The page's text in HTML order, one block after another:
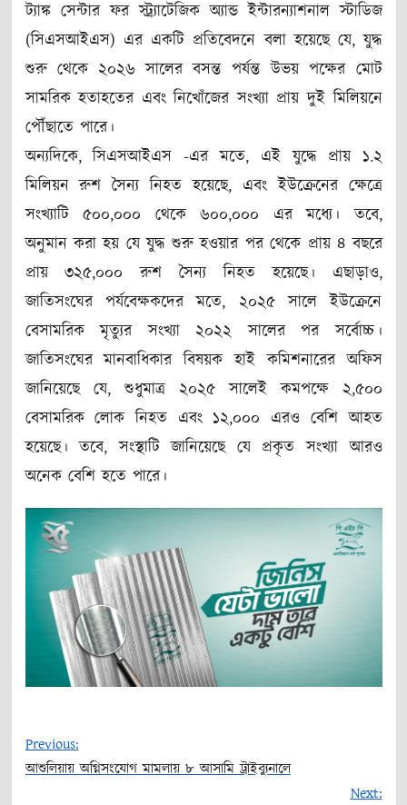
ট্যাঙ্ক সেন্টার ফর স্ট্র্যাটেজিক অ্যান্ড ইন্টারন্যাশনাল স্টাডিজ
(সিএসআইএস) এর একটি প্রতিবেদনে বলা হয়েছে যে, যুদ্ধ
শুরু থেকে ২০২৬ সালের বসন্ত পর্যন্ত উভয় পক্ষের মোট
সামরিক হতাহতের এবং নিখোঁজের সংখ্যা প্রায় দুই মিলিয়নে
পৌঁছাতে পারে।
অন্যদিকে, সিএসআইএস -এর মতে, এই যুদ্ধে প্রায় ১.২
মিলিয়ন রুশ সৈন্য নিহত হয়েছে, এবং ইউক্রেনের ক্ষেত্রে
সংখ্যাটি ৫০০,০০০ থেকে ৬০০,০০০ এর মধ্যে। তবে,
অনুমান করা হয় যে যুদ্ধ শুরু হওয়ার পর থেকে প্রায় ৪ বছরে
প্রায় ৩২৫,০০০ রুশ সৈন্য নিহত হয়েছে। এছাড়াও,
জাতিসংঘের পর্যবেক্ষকদের মতে, ২০২৫ সালে ইউক্রেনে
বেসামরিক মৃত্যুর সংখ্যা ২০২২ সালের পর সর্বোচ্চ।
জাতিসংঘের মানবাধিকার বিষয়ক হাই কমিশনারের অফিস
জানিয়েছে যে, শুধুমাত্র ২০২৫ সালেই কমপক্ষে ২,৫০০
বেসামরিক লোক নিহত এবং ১২,০০০ এরও বেশি আহত
হয়েছে। তবে, সংস্থাটি জানিয়েছে যে প্রকৃত সংখ্যা আরও
অনেক বেশি হতে পারে।
Previous:
আশুলিয়ায় অগ্নিসংযোগ মামলায় ৮ আসামি ট্রাইব্যুনালে
Next: